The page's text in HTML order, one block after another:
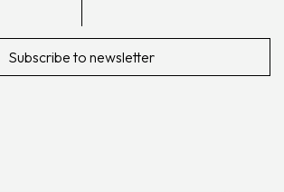
Subscribe to newsletter